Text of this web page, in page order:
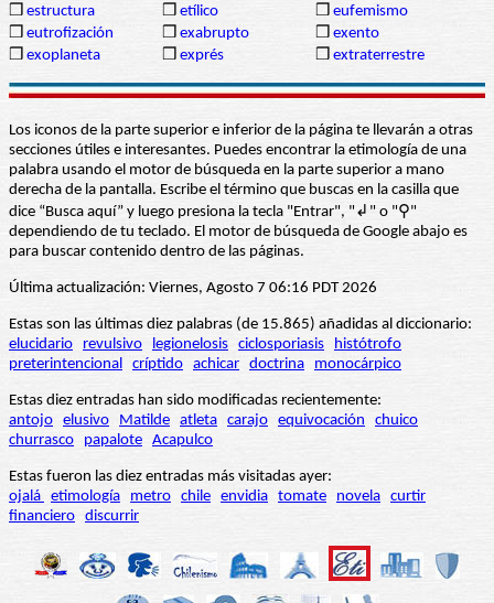
❒ estructura ❒ etílico ❒ eufemismo
❒ eutrofización ❒ exabrupto ❒ exento
❒ exoplaneta ❒ exprés ❒ extraterrestre
Los iconos de la parte superior e inferior de la página te llevarán a otras
secciones útiles e interesantes. Puedes encontrar la etimología de una
palabra usando el motor de búsqueda en la parte superior a mano
derecha de la pantalla. Escribe el término que buscas en la casilla que
dice “Busca aquí” y luego presiona la tecla "Entrar", "↲" o "⚲"
dependiendo de tu teclado. El motor de búsqueda de Google abajo es
para buscar contenido dentro de las páginas.
Última actualización: Viernes, Agosto 7 06:16 PDT 2026
Estas son las últimas diez palabras (de 15.865) añadidas al diccionario:
elucidario
revulsivo legionelosis ciclosporiasis
histótrofo
preterintencional críptido achicar doctrina monocárpico
Estas diez entradas han sido modificadas recientemente:
antojo elusivo Matilde atleta carajo equivocación
chuico
churrasco
papalote Acapulco
Estas fueron las diez entradas más visitadas ayer:
ojalá etimología metro chile envidia tomate novela curtir
financiero discurrir